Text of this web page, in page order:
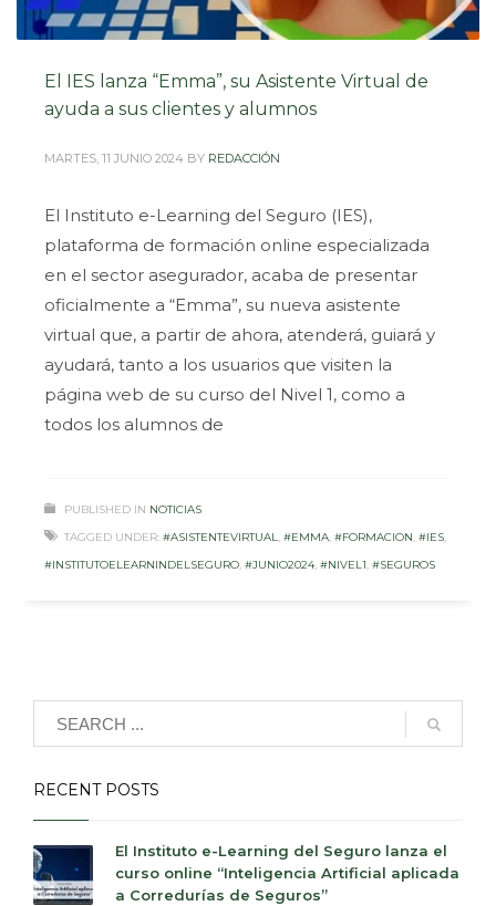
El IES lanza “Emma”, su Asistente Virtual de
ayuda a sus clientes y alumnos
MARTES, 11 JUNIO 2024 BY REDACCIÓN
El Instituto e-Learning del Seguro (IES),
plataforma de formación online especializada
en el sector asegurador, acaba de presentar
oficialmente a “Emma”, su nueva asistente
virtual que, a partir de ahora, atenderá, guiará y
ayudará, tanto a los usuarios que visiten la
página web de su curso del Nivel 1, como a
todos los alumnos de
PUBLISHED IN NOTICIAS
TAGGED UNDER: #ASISTENTEVIRTUAL, #EMMA, #FORMACION, #IES,
#INSTITUTOELEARNINDELSEGURO, #JUNIO2024, #NIVEL1, #SEGUROS
RECENT POSTS
El Instituto e-Learning del Seguro lanza el
curso online “Inteligencia Artificial aplicada
a Corredurías de Seguros”